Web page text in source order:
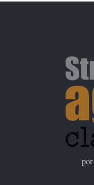
por